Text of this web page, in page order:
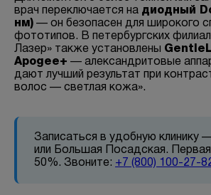
врач переключается на диодный
нм) — он безопасен для широкого
фототипов. В петербургских
Лазер» также установлены
Apogee+ — александритовые
дают лучший результат при
волос — светлая кожа».
Записаться в удобную клинику
или Большая Посадская.
50%. Звоните: +7 (800) 100-27-